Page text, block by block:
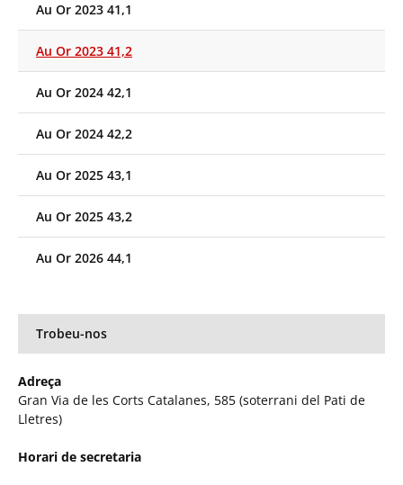
Au Or 2023 41,1
Au Or 2023 41,2
Au Or 2024 42,1
Au Or 2024 42,2
Au Or 2025 43,1
Au Or 2025 43,2
Au Or 2026 44,1
Trobeu-nos
Adreça
Gran Via de les Corts Catalanes, 585 (soterrani del Pati de
Lletres)
Horari de secretaria